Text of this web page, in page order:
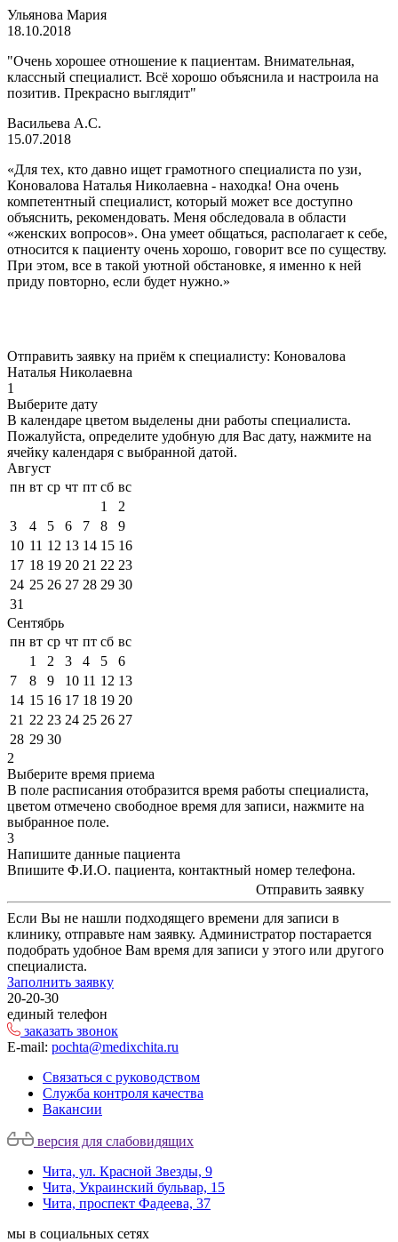
Ульянова Мария
18.10.2018
"Очень хорошее отношение к пациентам. Внимательная,
классный специалист. Всё хорошо объяснила и настроила на
позитив. Прекрасно выглядит"
Васильева А.С.
15.07.2018
«Для тех, кто давно ищет грамотного специалиста по узи,
Коновалова Наталья Николаевна - находка! Она очень
компетентный специалист, который может все доступно
объяснить, рекомендовать. Меня обследовала в области
«женских вопросов». Она умеет общаться, располагает к себе,
относится к пациенту очень хорошо, говорит все по существу.
При этом, все в такой уютной обстановке, я именно к ней
приду повторно, если будет нужно.»
Отправить заявку на приём к специалисту: Коновалова
Наталья Николаевна
1
Выберите дату
В календаре цветом выделены дни работы специалиста.
Пожалуйста, определите удобную для Вас дату, нажмите на
ячейку календаря с выбранной датой.
Август
пн вт ср чт пт сб вс
1
2
3
4 5 6 7 8
9
10 11 12 13 14 15 16
17 18 19 20 21 22 23
24 25 26 27 28 29 30
31
Сентябрь
пн вт ср чт пт сб вс
1
2 3 4 5
6
7
8 9 10 11 12 13
14 15 16 17 18 19 20
21 22 23 24 25 26 27
28 29 30
2
Выберите время приема
В поле расписания отобразится время работы специалиста,
цветом отмечено свободное время для записи, нажмите на
выбранное поле.
3
Напишите данные пациента
Впишите Ф.И.О. пациента, контактный номер телефона.
Отправить заявку
Если Вы не нашли подходящего времени для записи в
клинику, отправьте нам заявку. Администратор постарается
подобрать удобное Вам время для записи у этого или другого
специалиста.
Заполнить заявку
20-20-30
единый телефон
заказать звонок
E-mail: pochta@medixchita.ru
Связаться с руководством
Служба контроля качества
Вакансии
версия для слабовидящих
Чита, ул. Красной Звезды, 9
Чита, Украинский бульвар, 15
Чита, проспект Фадеева, 37
мы в социальных сетях